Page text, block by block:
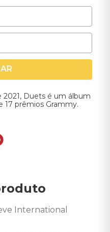
2021, Duets é um álbum
17 prêmios Grammy.
International